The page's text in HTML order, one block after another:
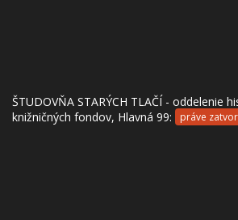
ŠTUDOVŇA STARÝCH TLAČÍ - oddelenie
knižničných fondov, Hlavná 99:
práve